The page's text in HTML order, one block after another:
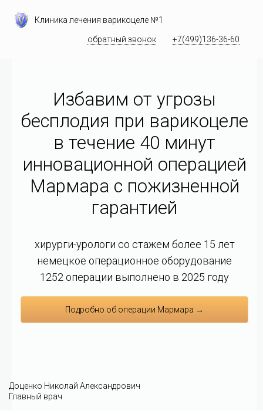
Клиника лечения варикоцеле №1
обратный звонок +7(499)136-36-60
Избавим от угрозы
бесплодия при варикоцеле
в течение 40 минут
инновационной операцией
Мармара c пожизненной
гарантией
хирурги-урологи со стажем более 15 лет
немецкое операционное оборудование
1252 операции выполнено в 2025 году
Подробно об операции Мармара →
Доценко Николай Александрович
Главный врач